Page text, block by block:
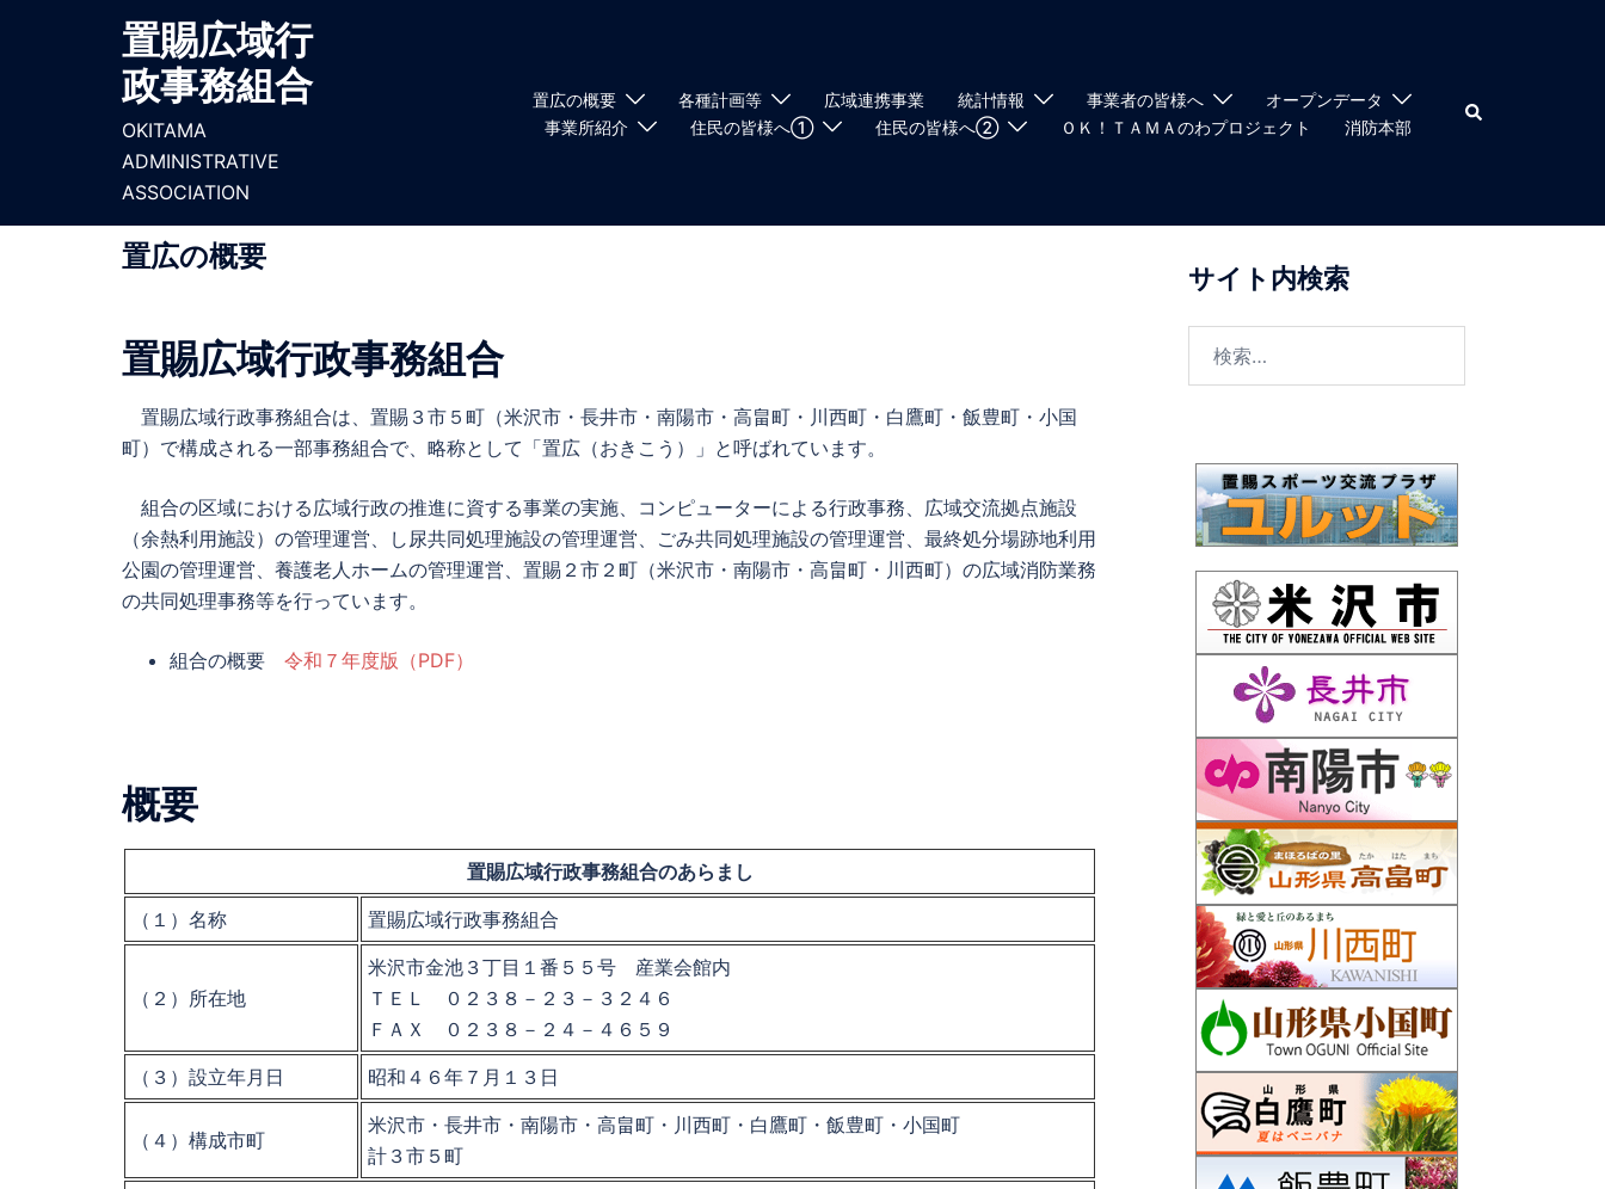
キ
置賜広域行
政事務組合
OKITAMA
ADMINISTRATIVE
ASSOCIATION
置広の概要 各種計画等 広域連携事業 統計情報 事業者の皆様へ
オープンデータ
事業所紹介
住民の皆様へ① 住民の皆様へ② ＯＫ！ＴＡＭＡのわプロジェクト 消防本部
検
索
置広の概要
置賜広域行政事務組合
置賜広域行政事務組合は、置賜３市５町（米沢市・長井市・南陽市・高畠町・川西町・白鷹町・飯豊町・小国
町）で構成される一部事務組合で、略称として「置広（おきこう）」と呼ばれています。
組合の区域における広域行政の推進に資する事業の実施、コンピューターによる行政事務、広域交流拠点施設
（余熱利用施設）の管理運営、し尿共同処理施設の管理運営、ごみ共同処理施設の管理運営、最終処分場跡地利用
公園の管理運営、養護老人ホームの管理運営、置賜２市２町（米沢市・南陽市・高畠町・川西町）の広域消防業務
の共同処理事務等を行っています。
組合の概要 令和７年度版（PDF）
概要
置賜広域行政事務組合のあらまし
（１）名称
置賜広域行政事務組合
（２）所在地
米沢市金池３丁目１番５５号 産業会館内
ＴＥＬ ０２３８－２３－３２４６
ＦＡＸ ０２３８－２４－４６５９
（３）設立年月日
昭和４６年７月１３日
（４）構成市町
米沢市・長井市・南陽市・高畠町・川西町・白鷹町・飯豊町・小国町
計３市５町
サイト内検索